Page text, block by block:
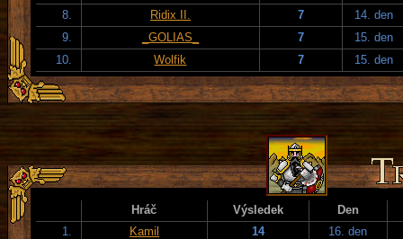
8.
Ridix II. 7
14. den
9.
_GOLIAS_ 7
15. den
10.
Wolfik 7 15. den
Hráč Výsledek
Den
1.
Kamil 14
16. den